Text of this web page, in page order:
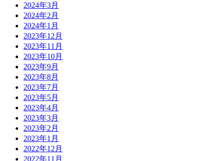
2024年3月
2024年2月
2024年1月
2023年12月
2023年11月
2023年10月
2023年9月
2023年8月
2023年7月
2023年5月
2023年4月
2023年3月
2023年2月
2023年1月
2022年12月
2022年11月